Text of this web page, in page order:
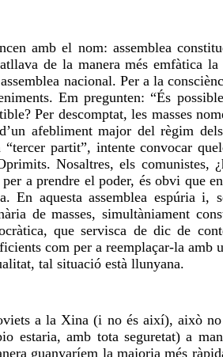
amb el nom: assemblea
de la manera més emfàtica
nacional. Per a la
Em pregunten: “És
Per descomptat, les masses
afebliment major del règim
partit”, intente convocar
Nosaltres, els
a prendre el poder, és obvi que
En aquesta assemblea espúria
de masses, simultàniament
que servisca de dic de
com per a reemplaçar-la
tal situació està llunyana.
a la Xina (i no és així), això
estaria, amb tota seguretat) a
guanyaríem la majoria més